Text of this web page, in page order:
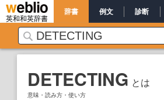
英和和英辞書
辞書 例文 診断
DETECTING とは
意味・読み方・使い方